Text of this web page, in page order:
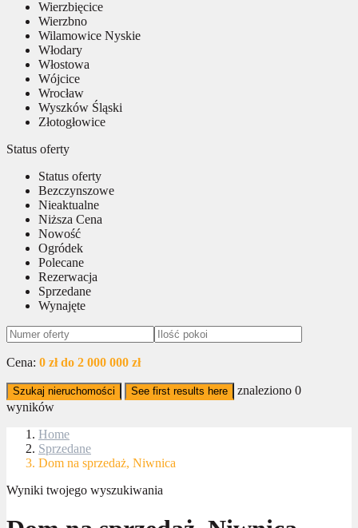
Wierzbięcice
Wierzbno
Wilamowice Nyskie
Włodary
Włostowa
Wójcice
Wrocław
Wyszków Śląski
Złotogłowice
Status oferty
Status oferty
Bezczynszowe
Nieaktualne
Niższa Cena
Nowość
Ogródek
Polecane
Rezerwacja
Sprzedane
Wynajęte
Cena: 0 zł do 2 000 000 zł
Szukaj nieruchomości See first results here znaleziono 0
wyników
Home
Sprzedane
Dom na sprzedaż, Niwnica
Wyniki twojego wyszukiwania